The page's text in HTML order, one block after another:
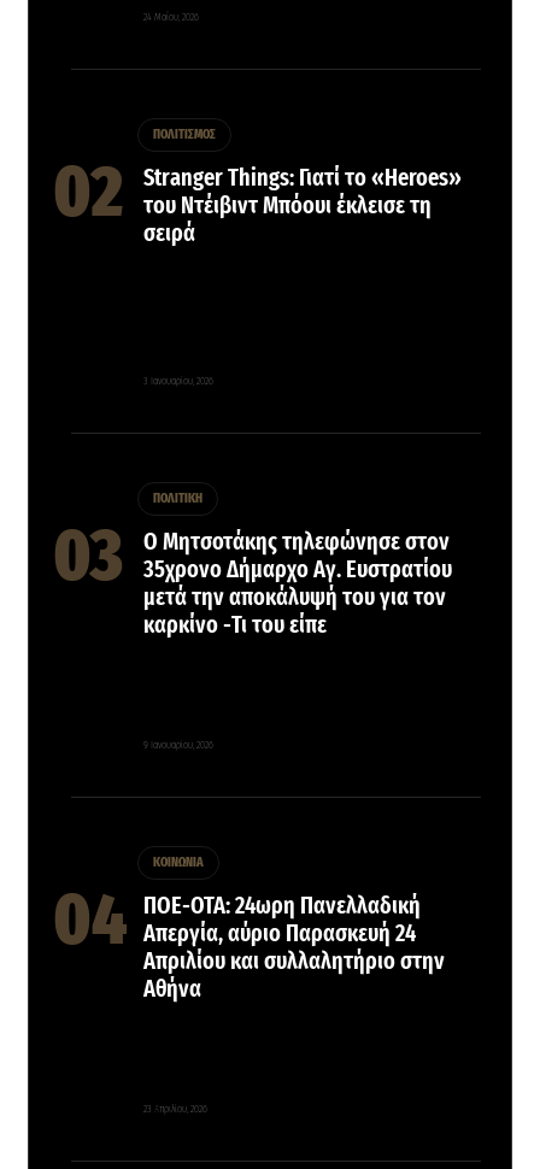
24 Μαΐου, 2026
ΠΟΛΙΤΙΣΜΟΣ
Stranger Things: Γιατί το «Heroes»
του Ντέιβιντ Μπόουι έκλεισε τη
σειρά
3 Ιανουαρίου, 2026
ΠΟΛΙΤΙΚΗ
Ο Μητσοτάκης τηλεφώνησε στον
35χρονο Δήμαρχο Αγ. Ευστρατίου
μετά την αποκάλυψή του για τον
καρκίνο -Τι του είπε
9 Ιανουαρίου, 2026
ΚΟΙΝΩΝΙΑ
ΠΟΕ-ΟΤΑ: 24ωρη Πανελλαδική
Απεργία, αύριο Παρασκευή 24
Απριλίου και συλλαλητήριο στην
Αθήνα
23 Απριλίου, 2026